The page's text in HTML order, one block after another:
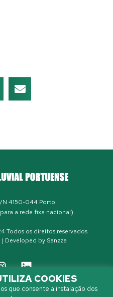
N 4150-044 Porto
a rede fixa nacional)
Todos os direitos reservados
| Developed by Sanzza
COOKIES
que consente a instalação dos